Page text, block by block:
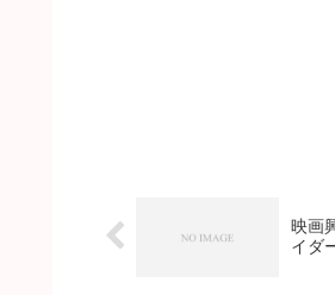
映画
イダ